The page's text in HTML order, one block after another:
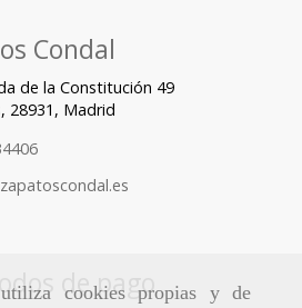
cookies propias y de
Condal
de la Constitución 49
28931, Madrid
zapatoscondal.es
de pago